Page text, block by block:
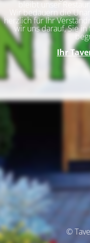
bleibt unser
Wir bedauern die
herzlich für Ihr
wir uns darauf, Sie in
Ihr
©